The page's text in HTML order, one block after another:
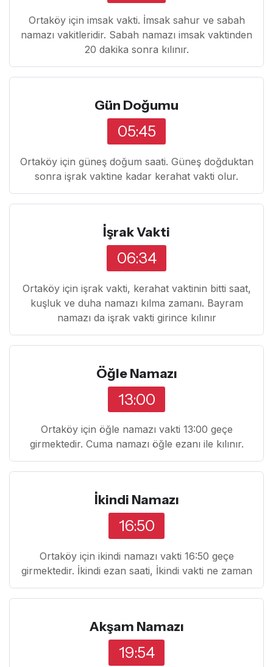
Ortaköy için imsak vakti. İmsak sahur ve sabah
namazı vakitleridir. Sabah namazı imsak vaktinden
20 dakika sonra kılınır.
Gün Doğumu
05:45
Ortaköy için güneş doğum saati. Güneş doğduktan
sonra işrak vaktine kadar kerahat vakti olur.
İşrak Vakti
06:34
Ortaköy için işrak vakti, kerahat vaktinin bitti saat,
kuşluk ve duha namazı kılma zamanı. Bayram
namazı da işrak vakti girince kılınır
Öğle Namazı
13:00
Ortaköy için öğle namazı vakti 13:00 geçe
girmektedir. Cuma namazı öğle ezanı ile kılınır.
İkindi Namazı
16:50
Ortaköy için ikindi namazı vakti 16:50 geçe
girmektedir. İkindi ezan saati, İkindi vakti ne zaman
Akşam Namazı
19:54